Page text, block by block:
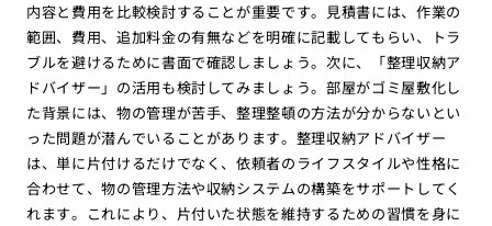
内容と費用を比較検討することが重要です。見積書には、作業の
範囲、費用、追加料金の有無などを明確に記載してもらい、トラ
ブルを避けるために書面で確認しましょう。次に、「整理収納ア
ドバイザー」の活用も検討してみましょう。部屋がゴミ屋敷化し
た背景には、物の管理が苦手、整理整頓の方法が分からないとい
った問題が潜んでいることがあります。整理収納アドバイザー
は、単に片付けるだけでなく、依頼者のライフスタイルや性格に
合わせて、物の管理方法や収納システムの構築をサポートしてく
れます。これにより、片付いた状態を維持するための習慣を身に